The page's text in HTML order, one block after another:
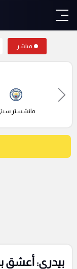
مباشر
مانشستر
بيدري: أعشق